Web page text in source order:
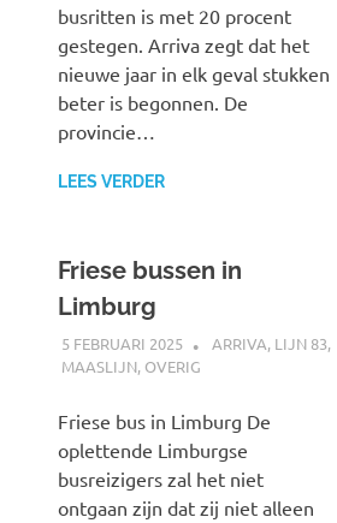
busritten is met 20 procent
gestegen. Arriva zegt dat het
nieuwe jaar in elk geval stukken
beter is begonnen. De
provincie…
LEES VERDER
Friese bussen in
Limburg
5 FEBRUARI 2025 SPOORZOEKER
ARRIVA, LIJN 83,
MAASLIJN, OVERIG
Friese bus in Limburg De
oplettende Limburgse
busreizigers zal het niet
ontgaan zijn dat zij niet alleen